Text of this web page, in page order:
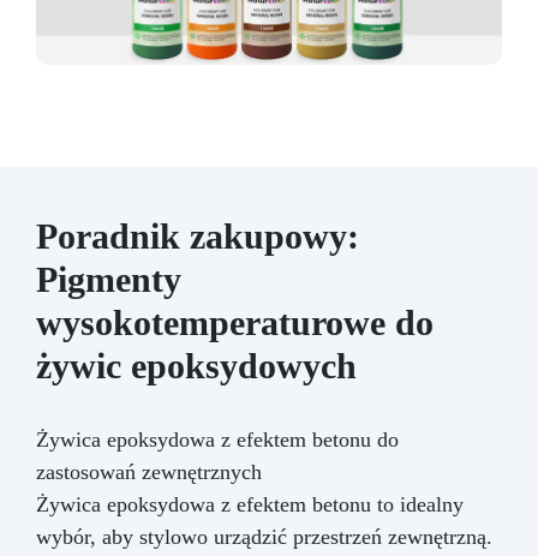
Poradnik zakupowy:
Pigmenty
wysokotemperaturowe do
żywic epoksydowych
Żywica epoksydowa z efektem betonu do
zastosowań zewnętrznych
Żywica epoksydowa z efektem betonu to idealny
wybór, aby stylowo urządzić przestrzeń zewnętrzną.